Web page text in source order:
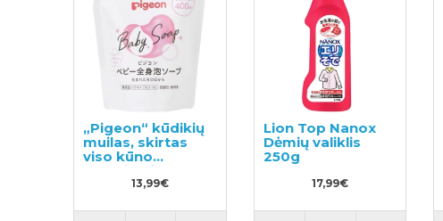
„Pigeon“ kūdikių
muilas, skirtas
viso kūno
prausimui, Flower
užpildas 400ml
13,99€
Lion Top Nanox
Dėmių valiklis
250g
17,99€